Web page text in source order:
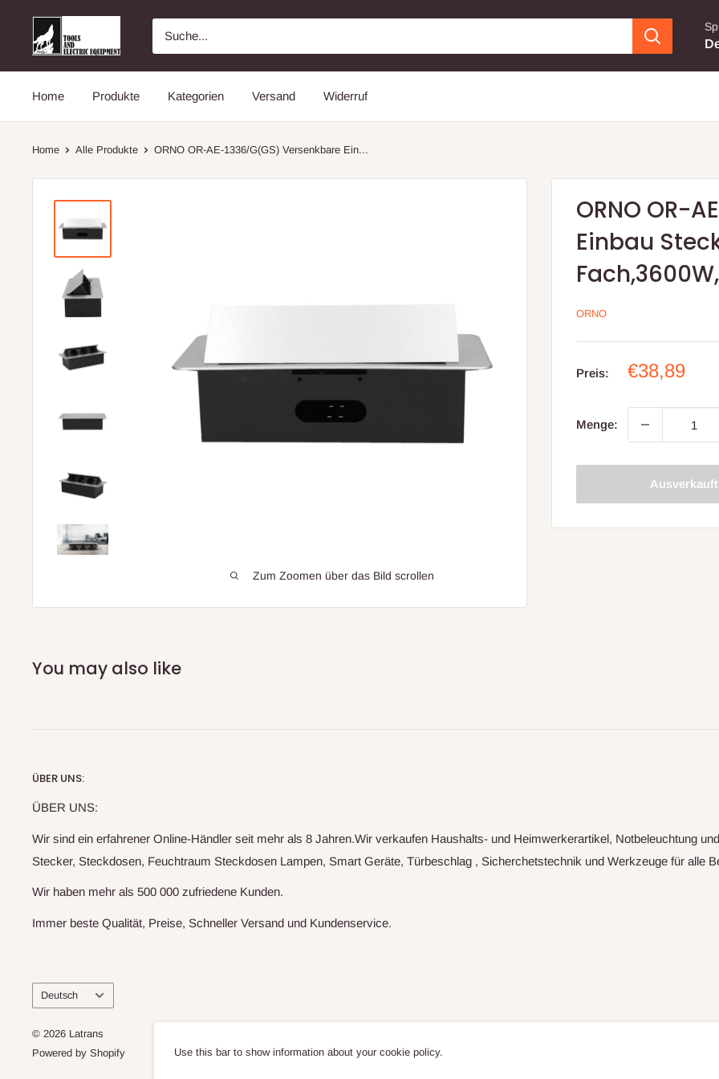
Latrans
Home Produkte Kategorien Versand Widerruf
Home Alle Produkte ORNO OR-AE-1336/G(GS) Versenkbare Ein...
Zum Zoomen über das Bild scrollen
ORNO OR-
Einbau
ORNO
Preis: €38,89
Menge:
Ausverkauft
You may also like
ÜBER UNS:
ÜBER UNS:
Wir sind ein erfahrener Online-Händler seit mehr als 8 Jahren.Wir verkaufen Haushalts- und Heimwerkerartikel, Notbeleuchtung
Stecker, Steckdosen, Feuchtraum Steckdosen Lampen, Smart Geräte, Türbeschlag , Sicherchetstechnik und Werkzeuge für alle
Wir haben mehr als 500 000 zufriedene Kunden.
Immer beste Qualität, Preise, Schneller Versand und Kundenservice.
Sprache
Deutsch
© 2026 Latrans
Powered by Shopify
Use this bar to show information about your cookie policy.